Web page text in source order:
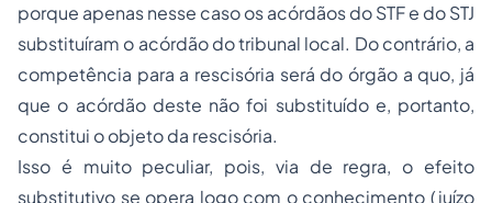
porque apenas nesse caso os acórdãos do STF e do STJ
substituíram o acórdão do tribunal local. Do contrário, a
competência para a rescisória será do órgão a quo, já
que o acórdão deste não foi substituído e, portanto,
constitui o objeto da rescisória.
Isso é muito peculiar, pois, via de regra, o efeito
substitutivo se opera logo com o conhecimento (juízo